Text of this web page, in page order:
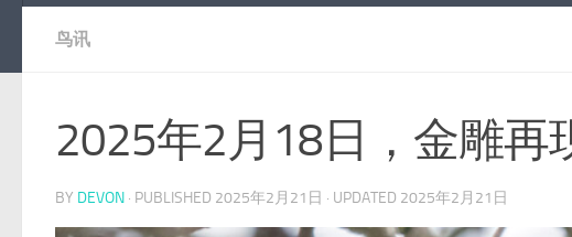
鸟讯
2025年2月18日，金雕再
BY DEVON · PUBLISHED 2025年2月21日 · UPDATED 2025年2月21日